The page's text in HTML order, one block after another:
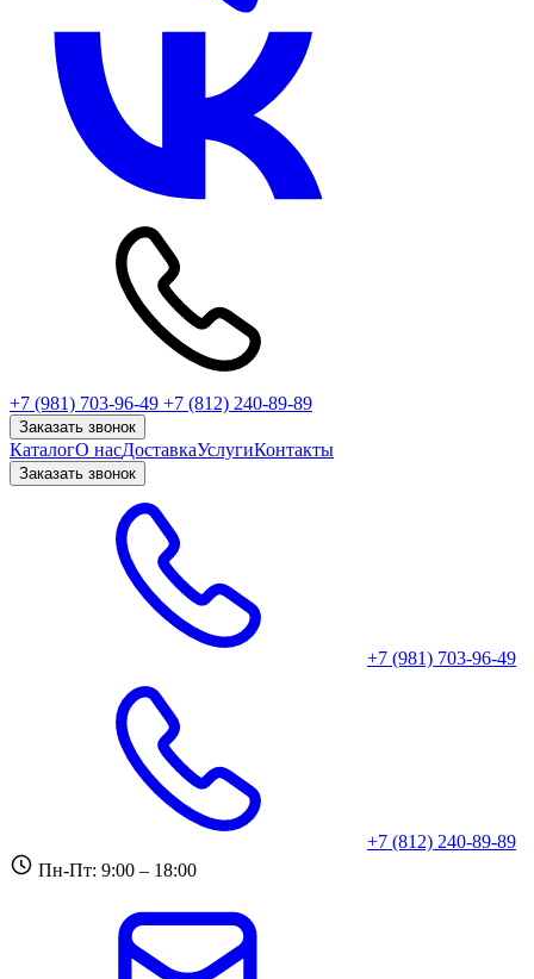
+7 (981) 703-96-49 +7 (812) 240-89-89
Заказать звонок
КаталогО насДоставкаУслугиКонтакты
Заказать звонок
+7 (981) 703-96-49
+7 (812) 240-89-89
Пн-Пт: 9:00 – 18:00